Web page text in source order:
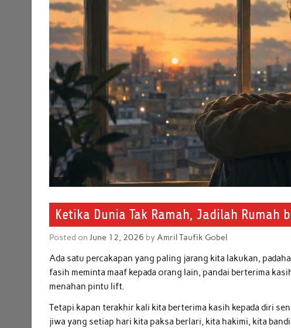
Ketika Dunia Tak Ramah, Jadilah Rumah
Posted onJune 12, 2026 byAmril Taufik Gobel
Ada satu percakapan yang paling jarang kita lakukan,
fasih meminta maaf kepada orang lain, pandai berterima
menahan pintu lift.
Tetapi kapan terakhir kali kita berterima kasih kepada diri
jiwa yang setiap hari kita paksa berlari, kita hakimi, kita